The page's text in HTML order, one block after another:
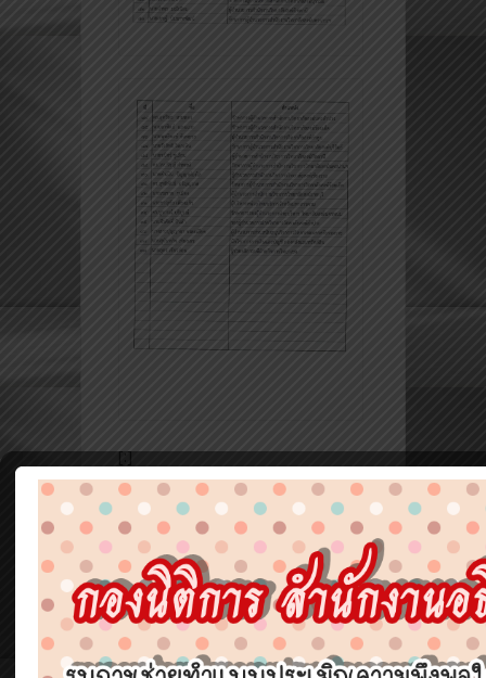
[:]
←
Previous
Post
Next Post →
If you enjoyed this article
please consider sharing it!